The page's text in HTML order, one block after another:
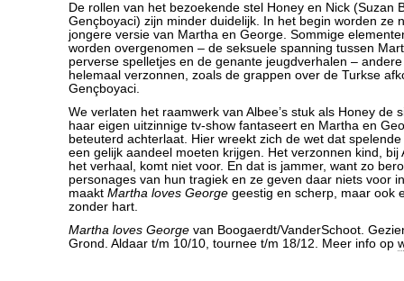
De rollen van het bezoekende stel Honey en Nick (Suzan
Gençboyaci) zijn minder duidelijk. In het begin worden ze
jongere versie van Martha en George. Sommige
worden overgenomen – de seksuele spanning tussen
perverse spelletjes en de genante jeugdverhalen –
helemaal verzonnen, zoals de grappen over de Turkse
Gençboyaci.
We verlaten het raamwerk van Albee’s stuk als Honey de
haar eigen uitzinnige tv-show fantaseert en Martha en
beteuterd achterlaat. Hier wreekt zich de wet dat
een gelijk aandeel moeten krijgen. Het verzonnen kind, bij
het verhaal, komt niet voor. En dat is jammer, want zo
personages van hun tragiek en ze geven daar niets voor
maakt Martha loves George geestig en scherp, maar ook
zonder hart.
Martha loves George van Boogaerdt/VanderSchoot.
Grond. Aldaar t/m 10/10, tournee t/m 18/12. Meer info op